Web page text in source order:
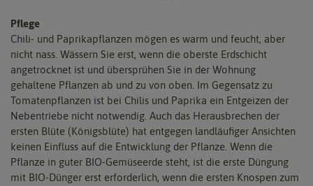
Pflege
Chili- und Paprikapflanzen mögen es warm und feucht, aber
nicht nass. Wässern Sie erst, wenn die oberste Erdschicht
angetrocknet ist und übersprühen Sie in der Wohnung
gehaltene Pflanzen ab und zu von oben. Im Gegensatz zu
Tomatenpflanzen ist bei Chilis und Paprika ein Entgeizen der
Nebentriebe nicht notwendig. Auch das Herausbrechen der
ersten Blüte (Königsblüte) hat entgegen landläufiger Ansichten
keinen Einfluss auf die Entwicklung der Pflanze. Wenn die
Pflanze in guter BIO-Gemüseerde steht, ist die erste Düngung
mit BIO-Dünger erst erforderlich, wenn die ersten Knospen zum